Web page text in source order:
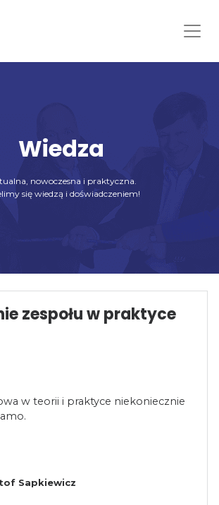
Wiedza
nowoczesna i praktyczna.
się wiedzą i doświadczeniem!
zespołu w praktyce
w teorii i praktyce niekoniecznie
Sapkiewicz